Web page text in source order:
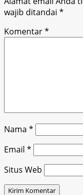
wajib ditandai *
Komentar*
Nama *
Email *
Situs Web